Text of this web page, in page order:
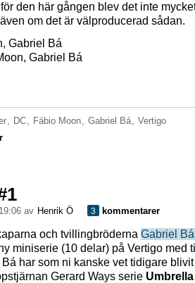
den här gången blev det inte
om det är välproducerad sådan.
Gabriel Bá
Gabriel Bá
, DC, Fábio Moon, Gabriel Bá, Vertigo
av Henrik Ö 3 kommentarer
och tvillingbröderna Gabriel
miniserie (10 delar) på Vertigo med
Bá har som ni kanske vet tidigare
Gerard Ways serie Umbrella